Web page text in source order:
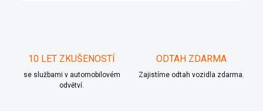
10 LET ZKUŠENOSTÍ
se službami v automobilovém
odvětví.
ODTAH ZDARMA
Zajistíme odtah vozidla zdarma.